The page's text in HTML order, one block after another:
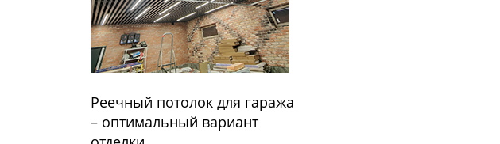
Реечный потолок для гаража
– оптимальный вариант